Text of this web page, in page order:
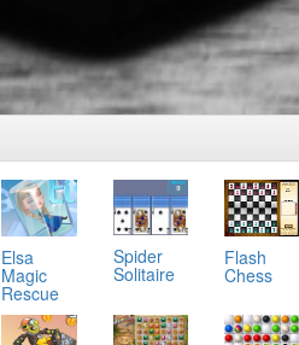
Elsa
Magic
Rescue
Spider
Solitaire
Flash
Chess